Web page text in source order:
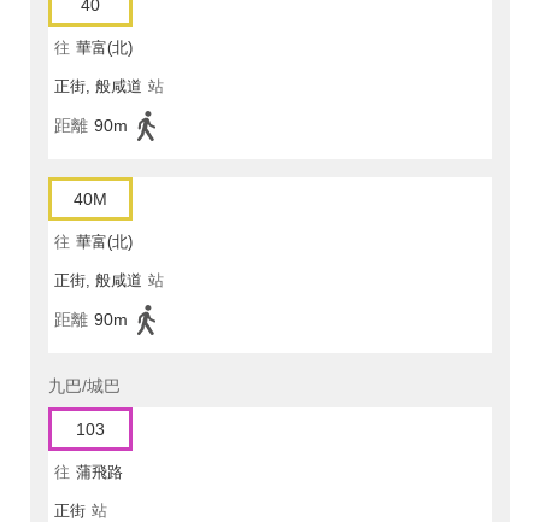
40
往 華富(北)
正街, 般咸道 站
距離 90m
40M
往 華富(北)
正街, 般咸道 站
距離 90m
九巴/城巴
103
往 蒲飛路
正街 站